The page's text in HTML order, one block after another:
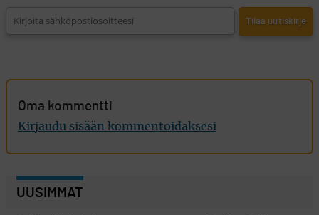
Oma kommentti
Kirjaudu sisään kommentoidaksesi
UUSIMMAT